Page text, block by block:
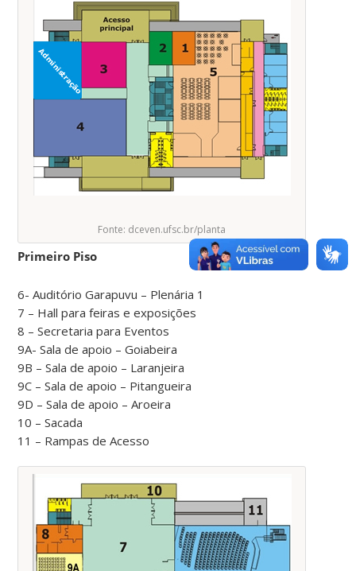
Fonte: dceven.ufsc.br/planta
Primeiro Piso
6- Auditório Garapuvu – Plenária 1
7 – Hall para feiras e exposições
8 – Secretaria para Eventos
9A- Sala de apoio – Goiabeira
9B – Sala de apoio – Laranjeira
9C – Sala de apoio – Pitangueira
9D – Sala de apoio – Aroeira
10 – Sacada
11 – Rampas de Acesso